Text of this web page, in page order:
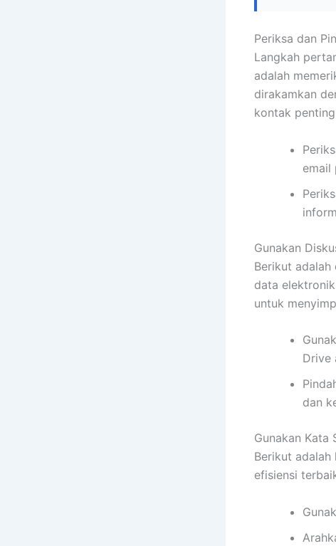
Periksa dan
Langkah
adalah
dirakamkan
kontak
email
Gunakan
Berikut
data
untuk
Drive
dan
Gunakan Kata
Berikut
efisiensi